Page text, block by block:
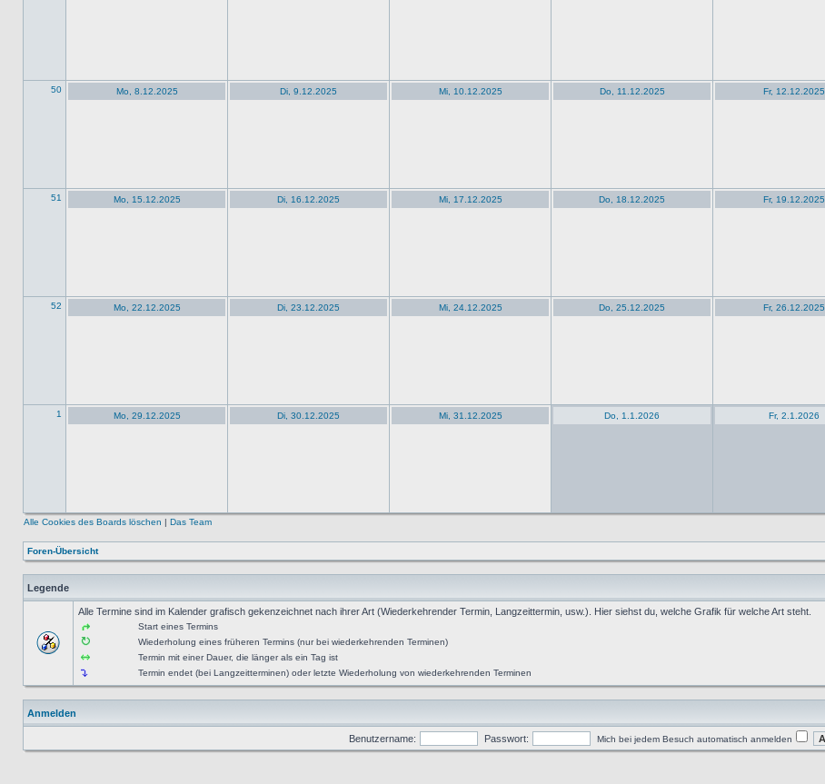
50 Mo, 8.12.2025 Di, 9.12.2025 Mi, 10.12.2025 Do, 11.12.2025 Fr, 12.12.2025
51 Mo, 15.12.2025 Di, 16.12.2025 Mi, 17.12.2025 Do, 18.12.2025 Fr, 19.12.2025
52 Mo, 22.12.2025 Di, 23.12.2025 Mi, 24.12.2025 Do, 25.12.2025 Fr, 26.12.2025
1 Mo, 29.12.2025 Di, 30.12.2025 Mi, 31.12.2025 Do, 1.1.2026 Fr, 2.1.2026
Alle Cookies des Boards löschen | Das Team
Foren-Übersicht
Legende
Alle Termine sind im Kalender grafisch gekenzeichnet nach ihrer Art (Wiederkehrender Termin, Langzeittermin, usw.). Hier siehst du, welche Grafik für welche Art steht.
Start eines Termins
Wiederholung eines früheren Termins (nur bei wiederkehrenden Terminen)
Termin mit einer Dauer, die länger als ein Tag ist
Termin endet (bei Langzeitterminen) oder letzte Wiederholung von wiederkehrenden Terminen
Anmelden
Benutzername: Passwort: Mich bei jedem Besuch automatisch anmelden